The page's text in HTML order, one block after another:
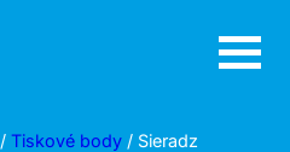
/ Tiskové body / Sieradz